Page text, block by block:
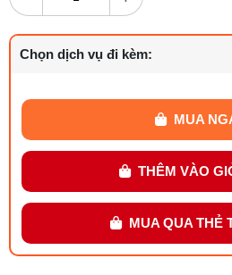
Chọn dịch vụ đi kèm:
MUA
THÊM VÀO
MUA QUA THẺ